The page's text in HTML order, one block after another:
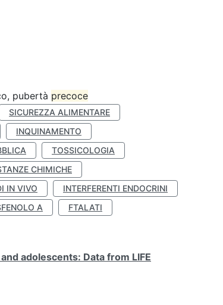
pubertà precoce
SICUREZZA ALIMENTARE
INQUINAMENTO
TOSSICOLOGIA
CHIMICHE
IN VIVO
INTERFERENTI ENDOCRINI
A
FTALATI
adolescents: Data from LIFE